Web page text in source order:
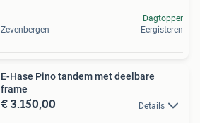
Zevenbergen
Dagtopper
Eergisteren
E-Hase Pino tandem met deelbare
frame
€ 3.150,00 Details